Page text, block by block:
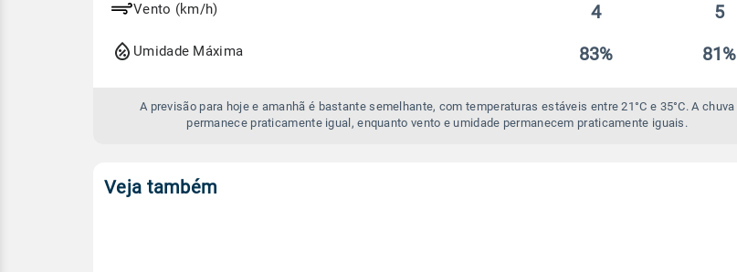
Vento (km/h) 4 5
Umidade Máxima 83% 81%
A previsão para hoje e amanhã é bastante semelhante, com temperaturas estáveis entre 21°C e 35°C. A chuva
permanece praticamente igual, enquanto vento e umidade permanecem praticamente iguais.
Veja também